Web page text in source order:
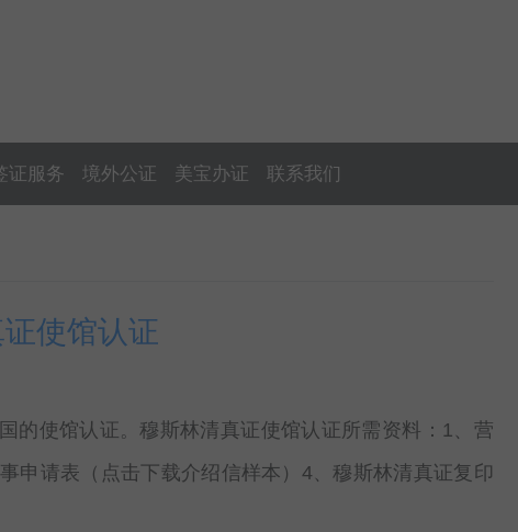
证服务 境外公证 美宝办证 联系我们
使馆认证
的使馆认证。穆斯林清真证使馆认证所需资料：1、营
申请表（点击下载介绍信样本）4、穆斯林清真证复印